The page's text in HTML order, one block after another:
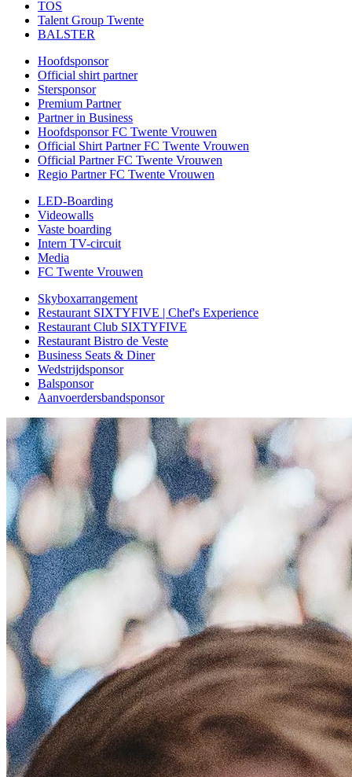
TOS
Talent Group Twente
BALSTER
Hoofdsponsor
Official shirt partner
Stersponsor
Premium Partner
Partner in Business
Hoofdsponsor FC Twente Vrouwen
Official Shirt Partner FC Twente Vrouwen
Official Partner FC Twente Vrouwen
Regio Partner FC Twente Vrouwen
LED-Boarding
Videowalls
Vaste boarding
Intern TV-circuit
Media
FC Twente Vrouwen
Skyboxarrangement
Restaurant SIXTYFIVE | Chef's Experience
Restaurant Club SIXTYFIVE
Restaurant Bistro de Veste
Business Seats & Diner
Wedstrijdsponsor
Balsponsor
Aanvoerdersbandsponsor